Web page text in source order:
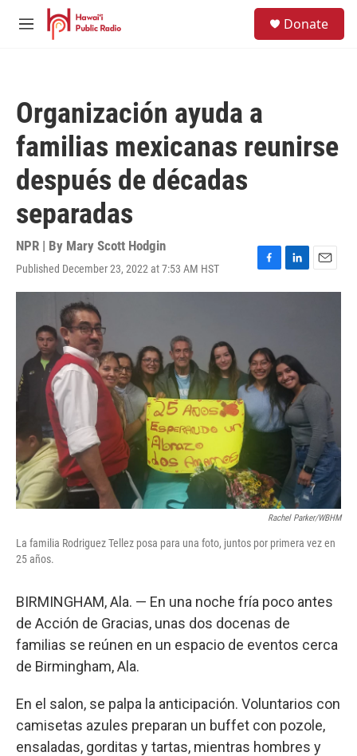
Skip to main content
M
Donate
Organización ayuda a
familias mexicanas reunirse
después de décadas
separadas
NPR | By Mary Scott Hodgin
Published December 23, 2022 at 7:53 AM HST
F
a
o
o
k
L
i
I
n
E
m
Rachel Parker/WBHM
La familia Rodriguez Tellez posa para una foto, juntos por primera vez en
25 años.
BIRMINGHAM, Ala. — En una noche fría poco antes
de Acción de Gracias, unas dos docenas de
familias se reúnen en un espacio de eventos cerca
de Birmingham, Ala.
En el salon, se palpa la anticipación. Voluntarios con
camisetas azules preparan un buffet con pozole,
ensaladas, gorditas y tartas, mientras hombres y